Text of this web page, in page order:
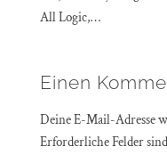
All Logic,…
Einen
Deine E-Mail-Adresse
Erforderliche Felder